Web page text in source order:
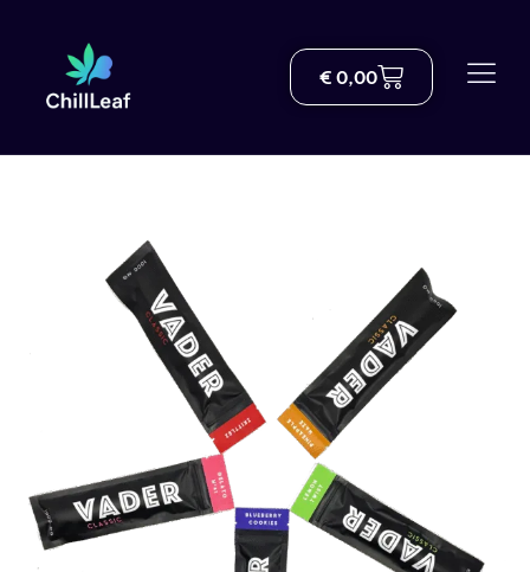
Comercio
Sobre nosotros
Centro de conocimiento sobre el THC
Spanish
€ 0,00